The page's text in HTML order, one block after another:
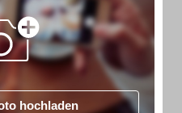
hochladen